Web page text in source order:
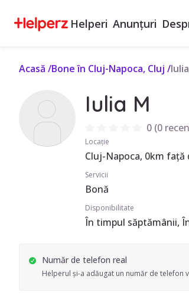
Helperi Anunțuri
Acasă /Bone în Cluj-Napoca, Cluj /
Iulia M
0(0
Locație
Cluj-Napoca, 0km față
Servicii
Bonă
Disponibilitate
În timpul săptămânii,
Număr de telefon real
Helperul și-a adăugat un număr de telefon